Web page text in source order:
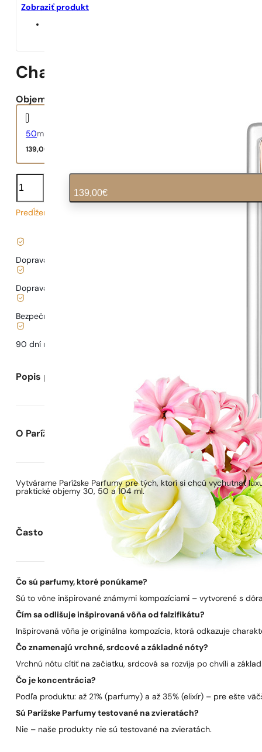
Zobraziť produkt
Chance Eau Fraiche
Objem:
50ml
139,00
množstvo
Chance
Eau
Fraiche
139,00€
Predĺžený čas dodania
Doprava zadarmo od
Doprava od
Bezpečné nakupovanie a platby
90 dní na
Popis parfumu
O Parížskych Parfumoch
Vytvárame Parížske Parfumy pre tých, ktorí si chcú vychutnať
praktické objemy 30, 50 a 104 ml.
Často kladené otázky
Čo sú parfumy, ktoré ponúkame?
Sú to vône inšpirované známymi kompozíciami – vytvorené s
Čím sa odlišuje inšpirovaná vôňa od falzifikátu?
Inšpirovaná vôňa je originálna kompozícia, ktorá odkazuje
Čo znamenajú vrchné, srdcové a základné nóty?
Vrchnú nótu cítiť na začiatku, srdcová sa rozvíja po chvíli a
Čo je koncentrácia?
Podľa produktu: až 21% (parfumy) a až 35% (elixír) – pre ešte
Sú Parížske Parfumy testované na zvieratách?
Nie – naše produkty nie sú testované na zvieratách.